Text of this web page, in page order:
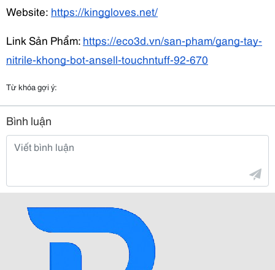
Website: https://kinggloves.net/
Link Sản Phẩm: https://eco3d.vn/san-pham/gang-tay-
nitrile-khong-bot-ansell-touchntuff-92-670
Từ khóa gợi ý:
Bình luận